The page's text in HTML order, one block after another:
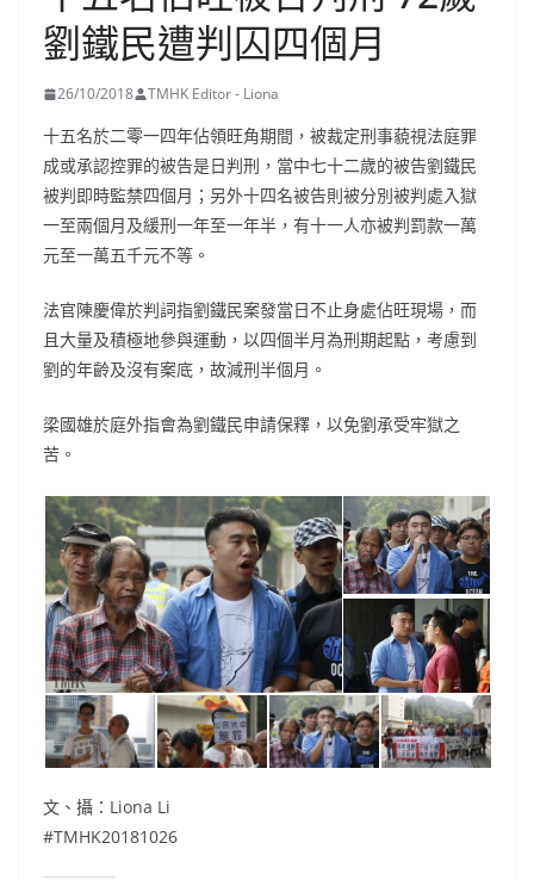
劉鐵民遭判囚四個月
26/10/2018 TMHK Editor - Liona
十五名於二零一四年佔領旺角期間，被裁定刑事藐視法庭罪
成或承認控罪的被告是日判刑，當中七十二歲的被告劉鐵民
被判即時監禁四個月；另外十四名被告則被分別被判處入獄
一至兩個月及緩刑一年至一年半，有十一人亦被判罰款一萬
元至一萬五千元不等。
法官陳慶偉於判詞指劉鐵民案發當日不止身處佔旺現場，而
且大量及積極地參與運動，以四個半月為刑期起點，考慮到
劉的年齡及沒有案底，故減刑半個月。
梁國雄於庭外指會為劉鐵民申請保釋，以免劉承受牢獄之
苦。
文、攝：Liona Li
#TMHK20181026